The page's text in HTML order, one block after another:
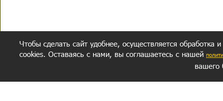
Чтобы сделать сайт удобнее, осуществляется обработка
cookies. Оставаясь с нами, вы соглашаетесь с нашей
вашего